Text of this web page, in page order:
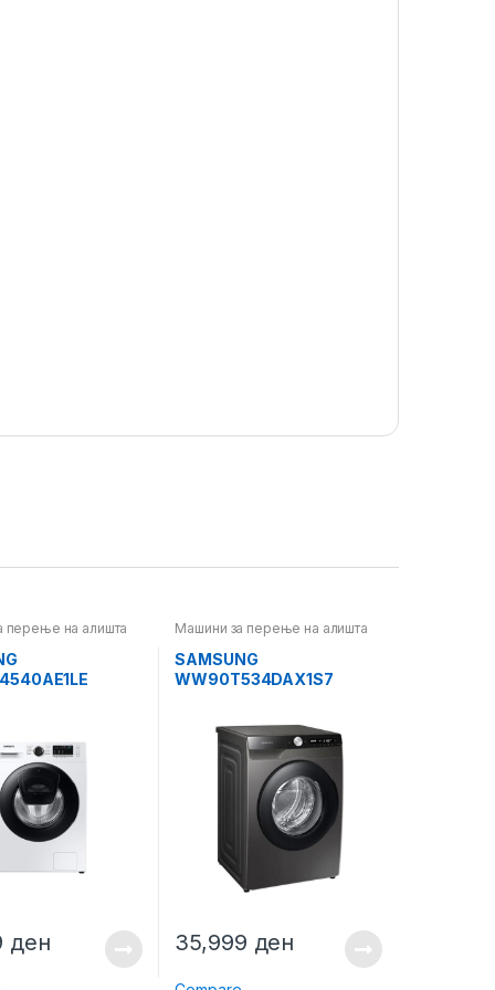
перење на алишта
ден
Машини за перење на алишта
SAMSUNG
WW90T534DAX1S7
35,999 ден